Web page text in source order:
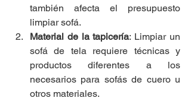
también afecta el presupuesto
limpiar sofá.
Material de la tapicería: Limpiar un
sofá de tela requiere técnicas y
productos diferentes a los
necesarios para sofás de cuero u
otros materiales.